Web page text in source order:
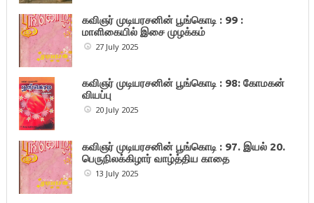
கவிஞர் முடியரசனின் பூங்கொடி : 99 :
மாளிகையில் இசை முழக்கம்
27 July 2025
கவிஞர் முடியரசனின் பூங்கொடி : 98: கோமகன்
வியப்பு
20 July 2025
கவிஞர் முடியரசனின் பூங்கொடி : 97. இயல் 20.
பெருநிலக்கிழார் வாழ்த்திய காதை
13 July 2025